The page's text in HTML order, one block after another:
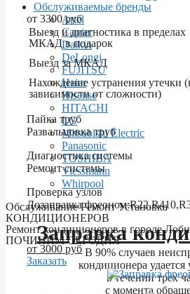
Обслуживаемые бренды
Artel
Carrier
Daikin
DeLongi
FUJITSU
Haier
Hisense
HITACHI
LG
Mitsubishi Electric
Panasonic
TOSHIBA
Viessmann
Whirpool
Обслуживание Ремонт Установка
КОНДИЦИОНЕРОВ
Ремонт кондиционеров в городе
ПОЧИНИМ СЕГОДНЯ
В 90% случаев
кондиционера удается
в течении трех
c момента
от 3300 руб
Выезд и диагностика в пределах
МКАД в подарок
Выезд за МКАД
Нахождение устранения утечки
зависимости от сложности)
Пайка труб
Развальцовка труб
Диагностика системы
Ремонт системы
Проверка узлов
Дозаправка
Заправка
от 3000 руб
Заказать